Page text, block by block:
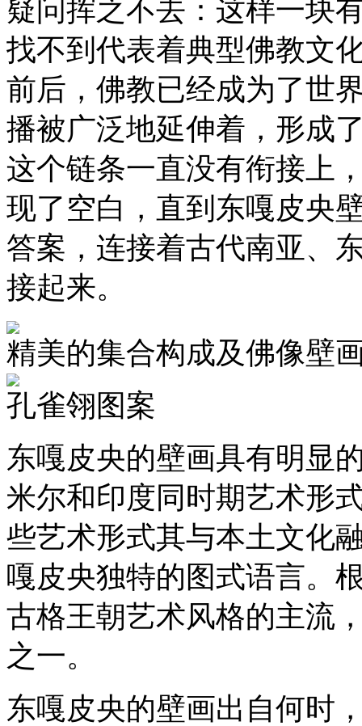
疑问挥之不去：这样一块
找不到代表着典型佛教文
前后，佛教已经成为了世
播被广泛地延伸着，形成
这个链条一直没有衔接上
现了空白，直到东嘎皮央
答案，连接着古代南亚、
接起来。
精美的集合构成及佛像壁
孔雀翎图案
东嘎皮央的壁画具有明显
米尔和印度同时期艺术形
些艺术形式其与本土文化
嘎皮央独特的图式语言。
古格王朝艺术风格的主流
之一。
东嘎皮央的壁画出自何时